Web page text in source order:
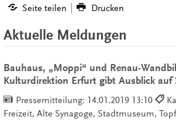
Seite teilen Drucken
Aktuelle Meldungen
Bauhaus, „Moppi“ und Renau-
Kulturdirektion Erfurt gibt Ausblick auf
Pressemitteilung: 14.01.2019 13:10
Freizeit, Alte Synagoge, Stadtmuseum,